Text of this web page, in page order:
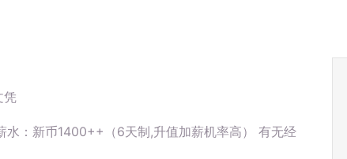
凭
水：新币1400++（6天制,升值加薪机率高） 有无经